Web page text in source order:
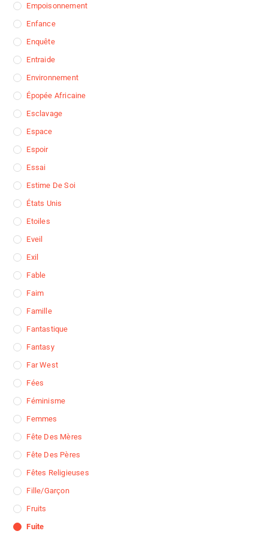
Empoisonnement
Enfance
Enquête
Entraide
Environnement
Épopée Africaine
Esclavage
Espace
Espoir
Essai
Estime De Soi
États Unis
Etoiles
Eveil
Exil
Fable
Faim
Famille
Fantastique
Fantasy
Far West
Fées
Féminisme
Femmes
Fête Des Mères
Fête Des Pères
Fêtes Religieuses
Fille/garçon
Fruits
Fuite